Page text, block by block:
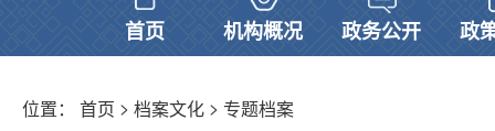
首页 机构概况 政务公开 政
位置： 首页 > 档案文化 > 专题档案